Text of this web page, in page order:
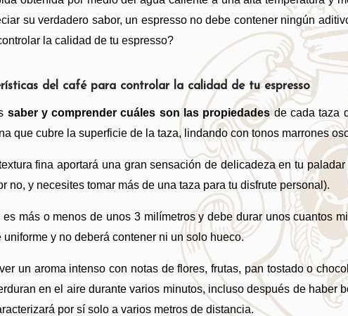
su verdadero sabor, un espresso no debe contener ningún
la calidad de tu espresso?
del café para controlar la calidad de tu espresso
saber y comprender cuáles son las propiedades de cada taza
que cubre la superficie de la taza, lindando con tonos marrones
fina aportará una gran sensación de delicadeza en tu
no, y necesites tomar más de una taza para tu disfrute personal).
más o menos de unos 3 milímetros y debe durar unos cuantos
uniforme y no deberá contener ni un solo hueco.
un aroma intenso con notas de flores, frutas, pan tostado o
en el aire durante varios minutos, incluso después de haber
por sí solo a varios metros de distancia.